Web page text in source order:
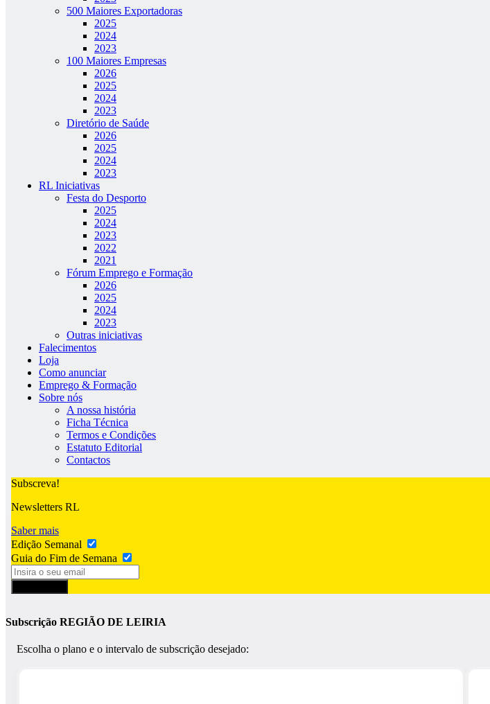
500 Maiores Exportadoras
2025
2024
2023
100 Maiores Empresas
2026
2025
2024
2023
Diretório de Saúde
2026
2025
2024
2023
RL Iniciativas
Festa do Desporto
2025
2024
2023
2022
2021
Fórum Emprego e Formação
2026
2025
2024
2023
Outras iniciativas
Falecimentos
Loja
Como anunciar
Emprego & Formação
Sobre nós
A nossa história
Ficha Técnica
Termos e Condições
Estatuto Editorial
Contactos
Subscreva!
Newsletters RL
Saber mais
Edição Semanal
Guia do Fim de Semana
Subscrição REGIÃO DE LEIRIA
Escolha o plano e o intervalo de subscrição desejado: